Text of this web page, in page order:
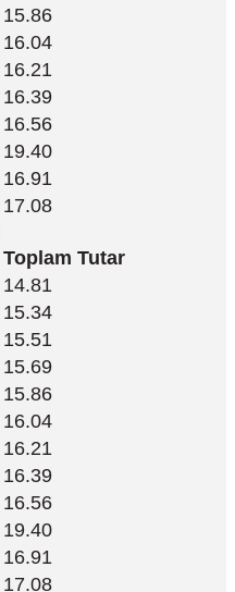
15.86
16.04
16.21
16.39
16.56
19.40
16.91
17.08
Toplam Tutar
14.81
15.34
15.51
15.69
15.86
16.04
16.21
16.39
16.56
19.40
16.91
17.08